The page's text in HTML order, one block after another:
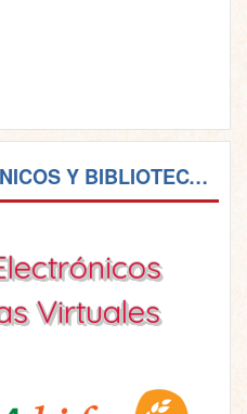
RECURSOS ELECTRÓNICOS Y BIBLIOTECAS VIRTUALES
Virtuales